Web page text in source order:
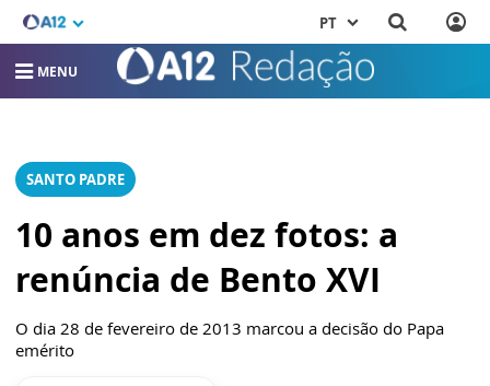
PT
MENU
SANTO PADRE
10 anos em dez fotos: a
renúncia de Bento XVI
O dia 28 de fevereiro de 2013 marcou a decisão do Papa
emérito